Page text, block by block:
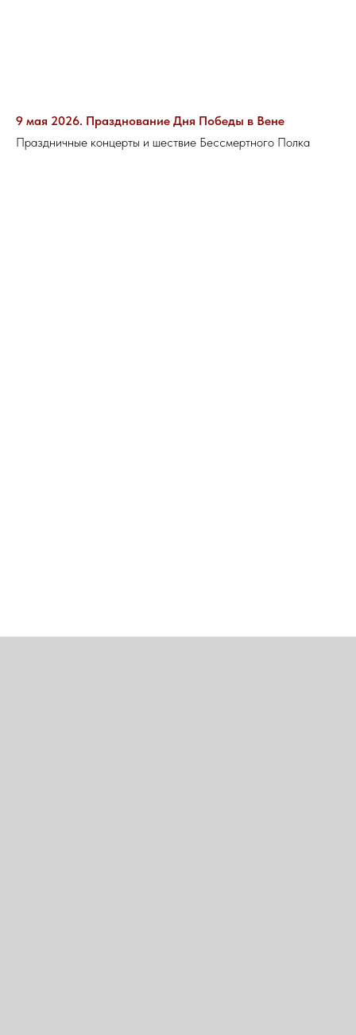
9 мая 2026. Празднование Дня Победы в Вене
Праздничные концерты и шествие Бессмертного Полка